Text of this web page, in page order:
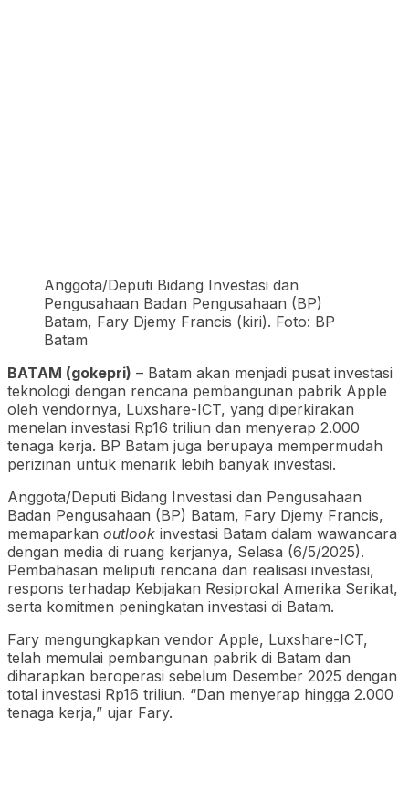
Anggota/Deputi Bidang Investasi dan
Pengusahaan Badan Pengusahaan (BP)
Batam, Fary Djemy Francis (kiri). Foto: BP
Batam
BATAM (gokepri) – Batam akan menjadi pusat investasi
teknologi dengan rencana pembangunan pabrik Apple
oleh vendornya, Luxshare-ICT, yang diperkirakan
menelan investasi Rp16 triliun dan menyerap 2.000
tenaga kerja. BP Batam juga berupaya mempermudah
perizinan untuk menarik lebih banyak investasi.
Anggota/Deputi Bidang Investasi dan Pengusahaan
Badan Pengusahaan (BP) Batam, Fary Djemy Francis,
memaparkan outlook investasi Batam dalam wawancara
dengan media di ruang kerjanya, Selasa (6/5/2025).
Pembahasan meliputi rencana dan realisasi investasi,
respons terhadap Kebijakan Resiprokal Amerika Serikat,
serta komitmen peningkatan investasi di Batam.
Fary mengungkapkan vendor Apple, Luxshare-ICT,
telah memulai pembangunan pabrik di Batam dan
diharapkan beroperasi sebelum Desember 2025 dengan
total investasi Rp16 triliun. “Dan menyerap hingga 2.000
tenaga kerja,” ujar Fary.